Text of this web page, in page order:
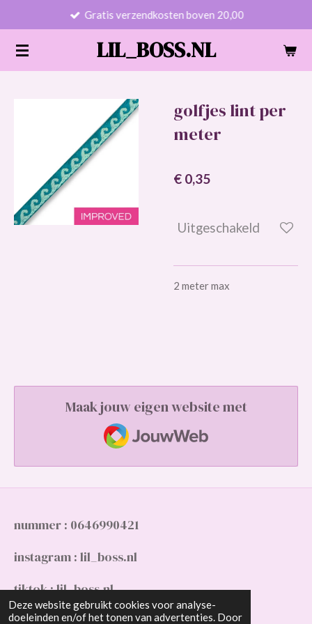
Deze website gebruikt cookies voor analyse-
doeleinden en/of het tonen van advertenties. Door
naar
de
LIL_BOSS.NL
Gratis verzendkosten boven 20,00
golfjes lint per
meter
€ 0,35
Uitgeschakeld
2 meter max
Maak jouw eigen website met
JouwWeb
nummer : 0646990421
instagram : lil_boss.nl
tiktok : lil_boss.nl